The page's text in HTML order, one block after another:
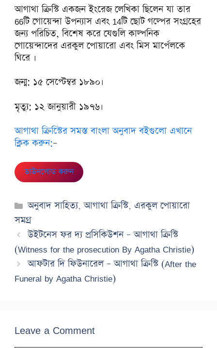
আগাথা ক্রিস্টি একজন ইংরেজ লেখিকা ছিলেন যা তার
66টি গোয়েন্দা উপন্যাস এবং 14টি ছোট গল্পের সংগ্রহের
জন্য পরিচিত, বিশেষ করে যেগুলি কাল্পনিক
গোয়েন্দাদের এরকুল পোয়ারো এবং মিস মার্পেলকে
ঘিরে ।
জন্ম: ১৫ সেপ্টেম্বর ১৮৯০।
মৃত্যু: ১২ জানুয়ারী ১৯৭৬।
আগাথা ক্রিস্টিের সমস্ত বাংলা অনুবাদ বইগুলো এখানে
ক্লিক করুন:–
ডাউনলোড করুন
Categories
অনুবাদ সাহিত্য,আগাথা ক্রিস্টি, এরকুল পোয়ারো
সমগ্র
উইটনেস ফর দ্য প্রসিকিউশন – আগাথা ক্রিস্টি
(Witness for the prosecution By Agatha Christie)
আফটার দি ফিউনারেল – আগাথা ক্রিস্টি (After the
Funeral by Agatha Christie)
Leave a Comment